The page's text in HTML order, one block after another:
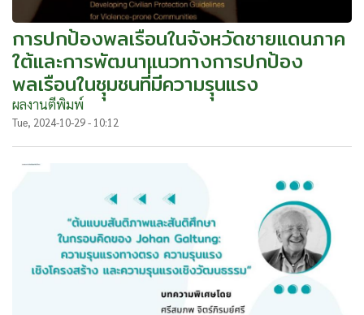
การปกป้องพลเรือนในจังหวัดชายแดนภาค
ใต้และการพัฒนาแนวทางการปกป้อง
พลเรือนในชุุมชนที่่มีความรุุนแรง
ผลงานตีพิมพ์
Tue, 2024-10-29 - 10:12